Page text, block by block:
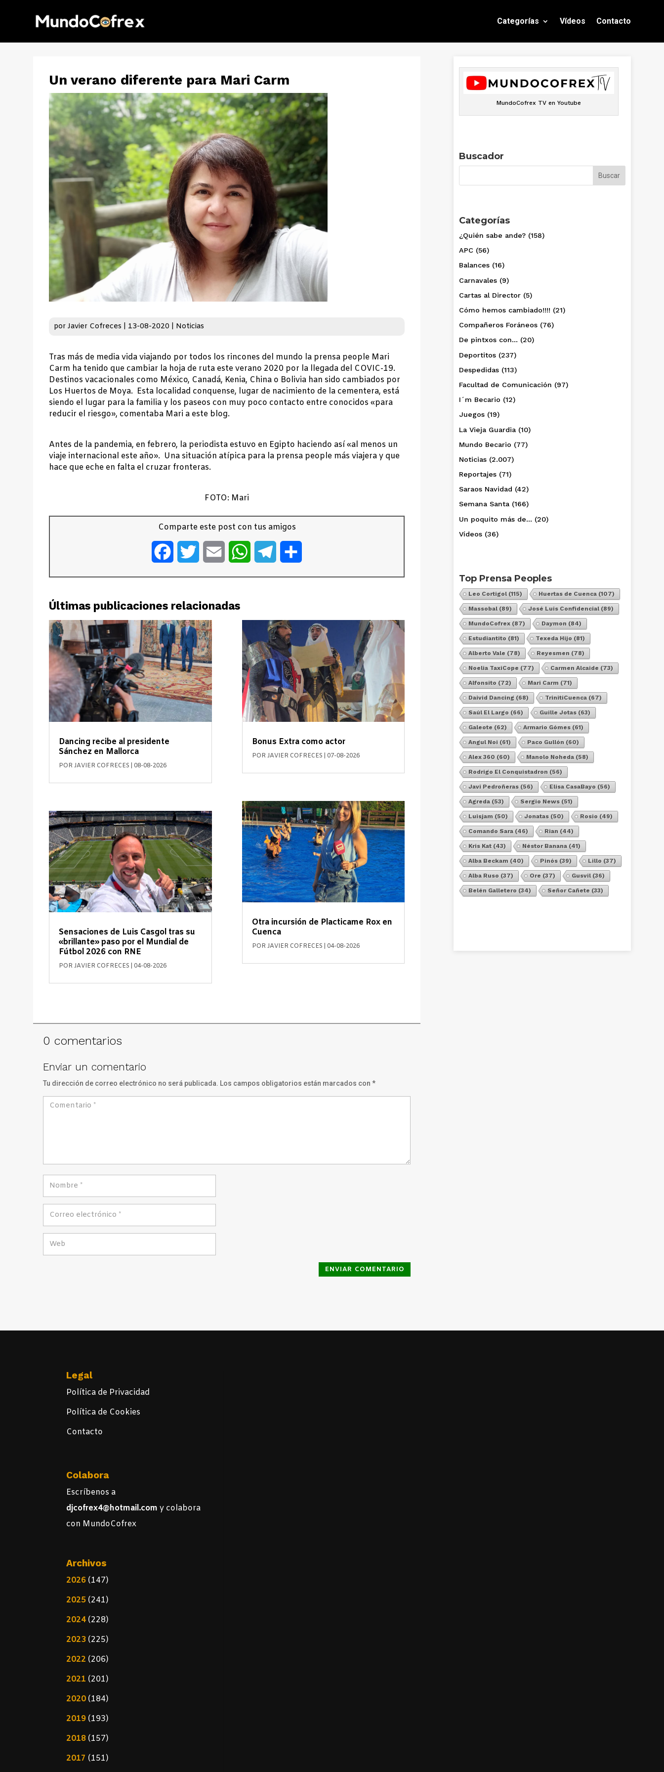
Categorías Vídeos Contacto
Un verano diferente para Mari Carm
porJavier Cofreces 13-08-2020 Noticias
Tras más de media vida viajando por todos los rincones del mundo la prensa people Mari
Carm ha tenido que cambiar la hoja de ruta este verano 2020 por la llegada del COVIC-19.
Destinos vacacionales como México, Canadá, Kenia, China o Bolivia han sido cambiados por
Los Huertos de Moya. Esta localidad conquense, lugar de nacimiento de la cementera, está
siendo el lugar para la familia y los paseos con muy poco contacto entre conocidos «para
reducir el riesgo», comentaba Mari a este blog.
Antes de la pandemia, en febrero, la periodista estuvo en Egipto haciendo así «al menos un
viaje internacional este año». Una situación atípica para la prensa people más viajera y que
hace que eche en falta el cruzar fronteras.
FOTO: Mari
Comparte este post con tus amigos
FacebookTwitter Email WhatsAppTelegram
Últimas publicaciones relacionadas
Dancing recibe al presidente
Sánchez en Mallorca
PORJAVIER COFRECES 08-08-2026
Sensaciones de Luis Casgol tras su
«brillante» paso por el Mundial de
Fútbol 2026 con RNE
PORJAVIER COFRECES 04-08-2026
Bonus Extra como actor
POR JAVIER COFRECES 07-08-2026
Otra incursión de Placticame Rox en
Cuenca
POR JAVIER COFRECES 04-08-2026
0 comentarios
Enviar un comentario
Tu dirección de correo electrónico no será publicada. Los campos obligatorios están marcados con*
ENVIAR COMENTARIO
MundoCofrex TV en Youtube
Buscador
Categorías
¿Quién sabe ande? (158)
APC (56)
Balances (16)
Carnavales (9)
Cartas al Director (5)
Cómo hemos cambiado!!!! (21)
Compañeros Foráneos (76)
De pintxos con… (20)
Deportitos (237)
Despedidas (113)
Facultad de Comunicación (97)
I´m Becario (12)
Juegos (19)
La Vieja Guardia (10)
Mundo Becario (77)
Noticias (2.007)
Reportajes (71)
Saraos Navidad (42)
Semana Santa (166)
Un poquito más de… (20)
Vídeos (36)
Top Prensa Peoples
Leo Cortigol (115) Huertas de Cuenca (107)
Massobal (89) José Luis Confidencial (89)
MundoCofrex (87) Daymon (84)
Estudiantito (81) Texeda Hijo (81)
Alberto Vale (78) Reyesmen (78)
Noelia TaxiCope (77) Carmen Alcaide (73)
Alfonsito (72) Mari Carm (71)
Daivid Dancing (68) TrinitiCuenca (67)
Saúl El Largo (66) Guille Jotas (63)
Galeote (62) Armario Gómes (61)
Angul Noi (61) Paco Gullón (60)
Alex 360 (60) Manolo Noheda (58)
Rodrigo El Conquistadron (56)
Javi Pedroñeras (56) Elisa CasaBayo (56)
Agreda (53) Sergio News (51)
Luisjam (50) Jonatas (50) Rosio (49)
Comando Sara (46) Rian (44)
Kris Kat (43) Néstor Banana (41)
Alba Beckam (40) Pinós (39) Lillo (37)
Alba Ruso (37) Ore (37) Gusvil (36)
Belén Galletero (34) Señor Cañete (33)
Legal
Política de Privacidad
Política de Cookies
Contacto
Colabora
Escríbenos a
djcofrex4@hotmail.comy colabora
con MundoCofrex
Archivos
2026 (147)
2025 (241)
2024 (228)
2023 (225)
2022 (206)
2021 (201)
2020 (184)
2019 (193)
2018 (157)
2017 (151)